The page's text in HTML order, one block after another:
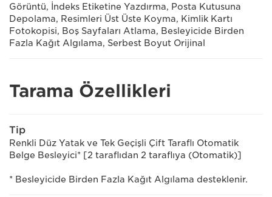
Görüntü, İndeks Etiketine Yazdırma, Posta Kutusuna
Depolama, Resimleri Üst Üste Koyma, Kimlik Kartı
Fotokopisi, Boş Sayfaları Atlama, Besleyicide Birden
Fazla Kağıt Algılama, Serbest Boyut Orijinal
Tarama Özellikleri
Tip
Renkli Düz Yatak ve Tek Geçişli Çift Taraflı Otomatik
Belge Besleyici* [2 taraflıdan 2 taraflıya (Otomatik)]
* Besleyicide Birden Fazla Kağıt Algılama desteklenir.